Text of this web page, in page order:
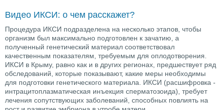
Видео ИКСИ: о чем расскажет?
Процедура ИКСИ подразделена на несколько этапов, чтобы
организм был максимально подготовлен к зачатию, а
полученный генетический материал соответствовал
качественным показателям, требуемым для оплодотворения.
ИКСИ в Крыму, равно как и в других регионах, предшествует ряд
обследований, которые показывают, какие меры необходимы
для подготовки генетического материала. ИКСИ (расшифровка -
интрацитоплазматическая инъекция сперматозоида), требует
лечения сопутствующих заболеваний, способных повлиять на